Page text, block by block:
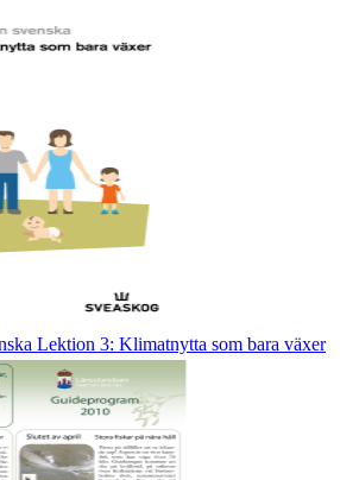
Lektion 3: Klimatnytta som bara växer